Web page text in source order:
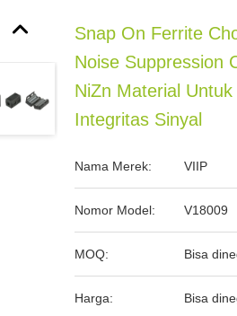
Snap On Ferrite
Noise Suppression
NiZn Material
Integritas Sinyal
Nama Merek: VIIP
Nomor Model: V18009
MOQ: Bisa
Harga: Bisa